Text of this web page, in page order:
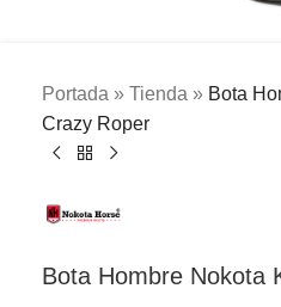
Portada » Tienda » Bota
Crazy Roper
Bota Hombre Nokota